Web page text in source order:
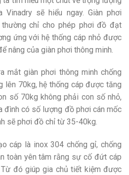
sẽ hiểu ngay. Giàn phơi
thường chỉ cho phép phơi đồ đạt
ứng với hệ thống cáp nhỏ được
nâng của giàn phơi thông minh.
mắt giàn phơi thông minh chống
lên 70kg, hệ thống cáp được tăng
số 70kg không phải con số nhỏ,
đình có số lượng đồ phơi cán mốc
sẽ phơi đồ chỉ từ 35-40kg.
cáp là inox 304 chống gỉ, chống
toàn yên tâm rằng sự cố đứt cáp
đó giúp gia chủ tiết kiệm được